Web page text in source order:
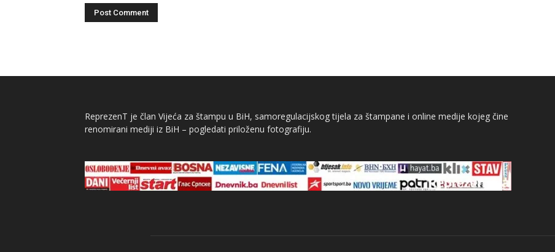
ReprezenT je član Vijeća za štampu u BiH, samoregulacijskog tijela za štampane i online medije kojeg čine
renomirani mediji iz BiH – pogledati priloženu fotografiju.